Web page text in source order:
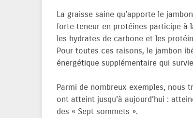
La graisse saine qu’apporte le
forte teneur en protéines participe à
les hydrates de carbone et les
Pour toutes ces raisons, le jambon
énergétique supplémentaire qui
Parmi de nombreux exemples, nous
ont atteint jusqu’à aujourd’hui :
des « Sept sommets ».